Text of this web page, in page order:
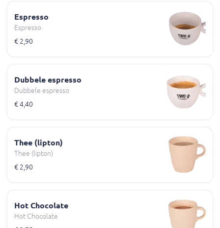
Espresso
Espresso
€ 2,90
Dubbele espresso
Dubbele espresso
€ 4,40
Thee (lipton)
Thee (lipton)
€ 2,90
Hot Chocolate
Hot Chocolate